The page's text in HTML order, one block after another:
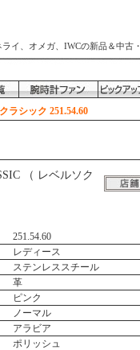
イ、オメガ、IWCの新品＆中古
ラシック 251.54.60
（ レベルソク
251.54.60
レディース
ステンレススチール
革
ピンク
ノーマル
アラビア
ポリッシュ